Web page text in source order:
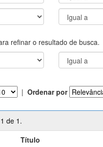
refinar o resultado de busca.
| Ordenar por
de 1.
Título